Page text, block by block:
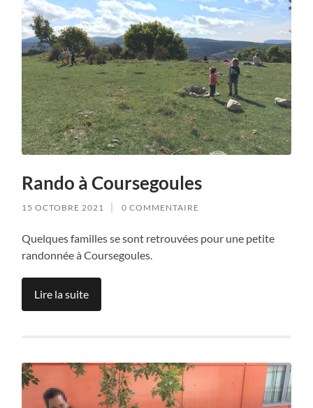
Rando à Coursegoules
15 OCTOBRE 2021 0 COMMENTAIRE
Quelques familles se sont retrouvées pour une petite
randonnée à Coursegoules.
Lire la suite